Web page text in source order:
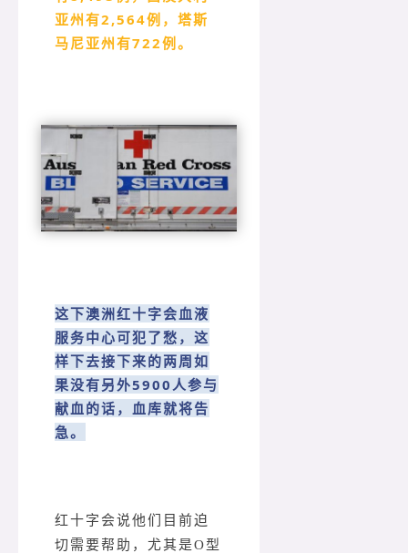
亚州有2,564例，塔斯
马尼亚州有722例。
这下澳洲红十字会血液
服务中心可犯了愁，这
样下去接下来的两周如
果没有另外5900人参与
献血的话，血库就将告
急。
红十字会说他们目前迫
切需要帮助，尤其是O型